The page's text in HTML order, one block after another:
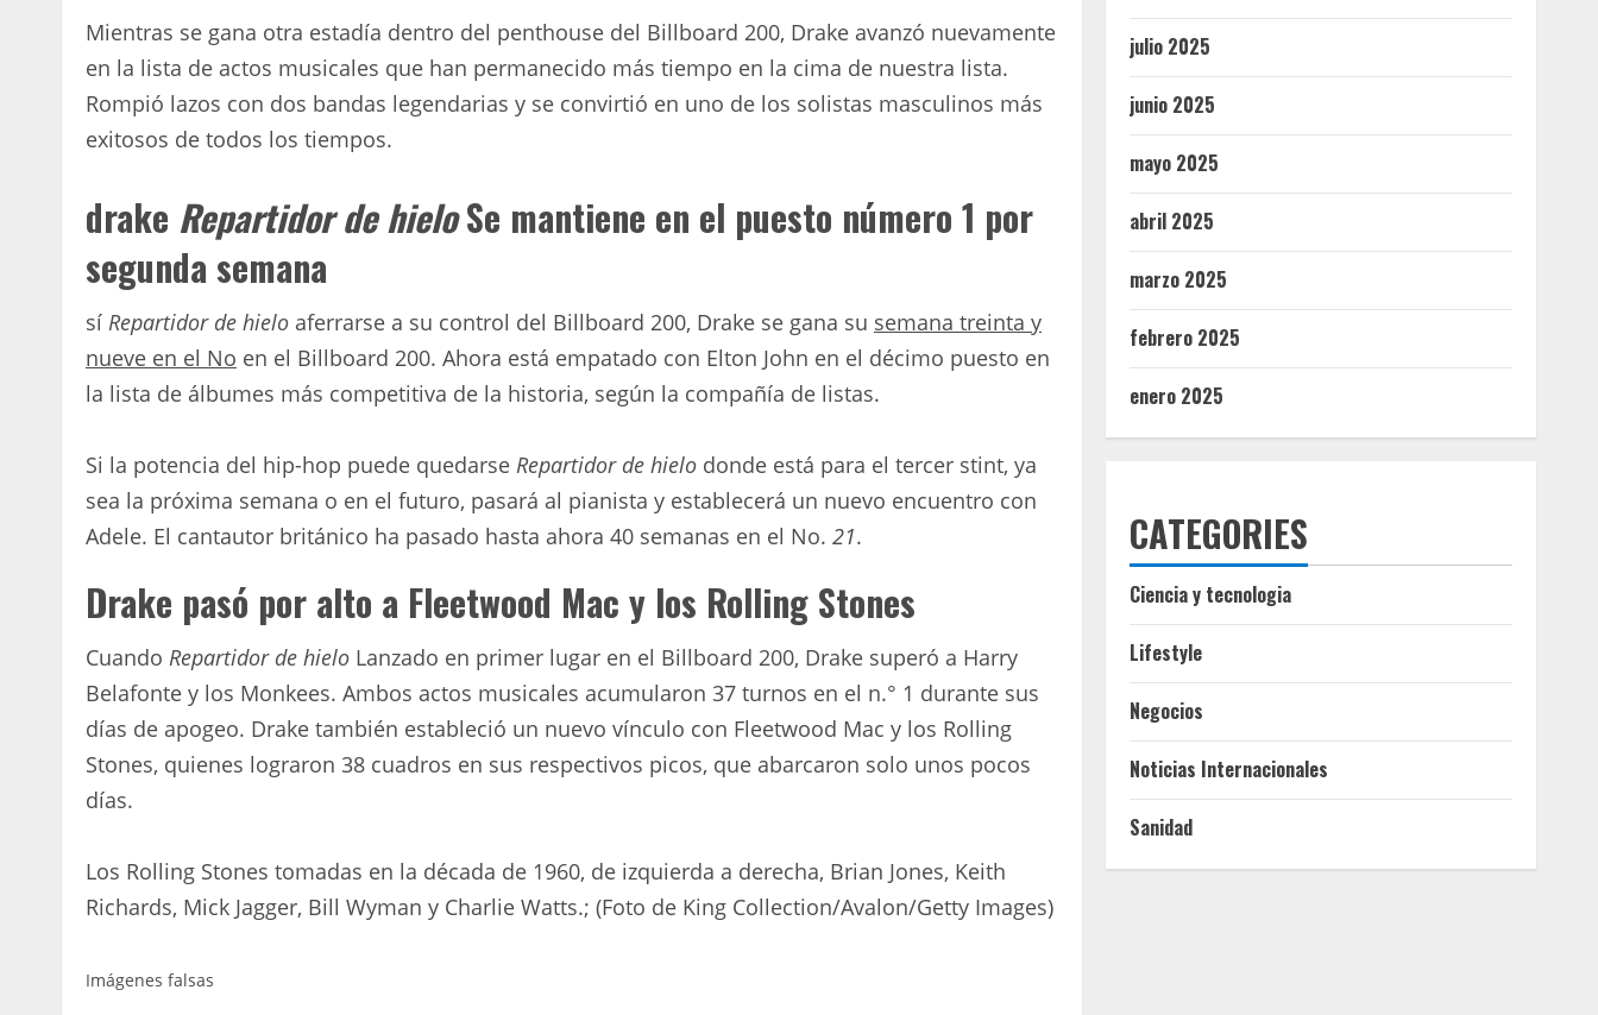
Mientras se gana otra estadía dentro del penthouse del Billboard 200, Drake avanzó nuevamente
en la lista de actos musicales que han permanecido más tiempo en la cima de nuestra lista.
Rompió lazos con dos bandas legendarias y se convirtió en uno de los solistas masculinos más
exitosos de todos los tiempos.
drake Repartidor de hieloSe mantiene en el puesto número 1 por
segunda semana
sí Repartidor de hielo aferrarse a su control del Billboard 200, Drake se gana su semana treinta y
nueve en el No en el Billboard 200. Ahora está empatado con Elton John en el décimo puesto en
la lista de álbumes más competitiva de la historia, según la compañía de listas.
Si la potencia del hip-hop puede quedarse Repartidor de hielo donde está para el tercer stint, ya
sea la próxima semana o en el futuro, pasará al pianista y establecerá un nuevo encuentro con
Adele. El cantautor británico ha pasado hasta ahora 40 semanas en el No. 21.
Drake pasó por alto a Fleetwood Mac y los Rolling Stones
Cuando Repartidor de hielo Lanzado en primer lugar en el Billboard 200, Drake superó a Harry
Belafonte y los Monkees. Ambos actos musicales acumularon 37 turnos en el n.° 1 durante sus
días de apogeo. Drake también estableció un nuevo vínculo con Fleetwood Mac y los Rolling
Stones, quienes lograron 38 cuadros en sus respectivos picos, que abarcaron solo unos pocos
días.
Los Rolling Stones tomadas en la década de 1960, de izquierda a derecha, Brian Jones, Keith
Richards, Mick Jagger, Bill Wyman y Charlie Watts.; (Foto de King Collection/Avalon/Getty Images)
Imágenes falsas
julio 2025
junio 2025
mayo 2025
abril 2025
marzo 2025
febrero 2025
enero 2025
CATEGORIES
Ciencia y tecnologia
Lifestyle
Negocios
Noticias Internacionales
Sanidad